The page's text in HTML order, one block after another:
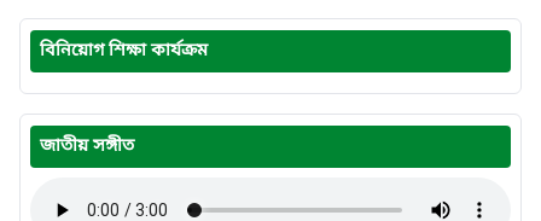
বিনিয়োগ শিক্ষা কার্যক্রম
জাতীয় সঙ্গীত